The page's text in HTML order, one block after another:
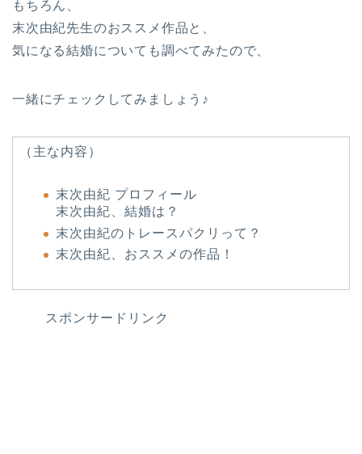
もちろん、
末次由紀先生のおススメ作品と、
気になる結婚についても調べてみたので、
一緒にチェックしてみましょう♪
（主な内容）
末次由紀 プロフィール
末次由紀、結婚は？
末次由紀のトレースパクリって？
末次由紀、おススメの作品！
スポンサードリンク